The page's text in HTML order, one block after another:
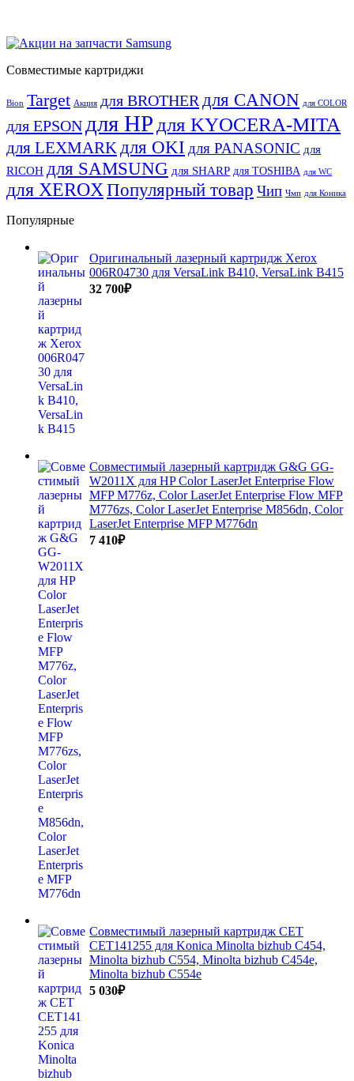
Совместимые картриджи
Bion Target Акция для BROTHER для CANON для COLOR
для EPSON для HP для KYOCERA-MITA
для LEXMARK для OKI для PANASONIC для
RICOH для SAMSUNG для SHARP для TOSHIBA для WC
для XEROX Популярный товар Чип Чмп для Коника
Популярные
Оригинальный лазерный картридж Xerox
006R04730 для VersaLink B410, VersaLink B415
32 700₽
Совместимый лазерный картридж G&G GG-
W2011X для HP Color LaserJet Enterprise Flow
MFP M776z, Color LaserJet Enterprise Flow MFP
M776zs, Color LaserJet Enterprise M856dn, Color
LaserJet Enterprise MFP M776dn
7 410₽
Совместимый лазерный картридж CET
CET141255 для Konica Minolta bizhub C454,
Minolta bizhub C554, Minolta bizhub C454e,
Minolta bizhub C554e
5 030₽